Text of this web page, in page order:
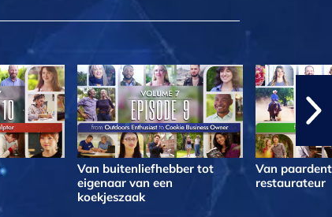
Van buitenliefhebber tot
eigenaar van een
koekjeszaak
Van
restaurateur